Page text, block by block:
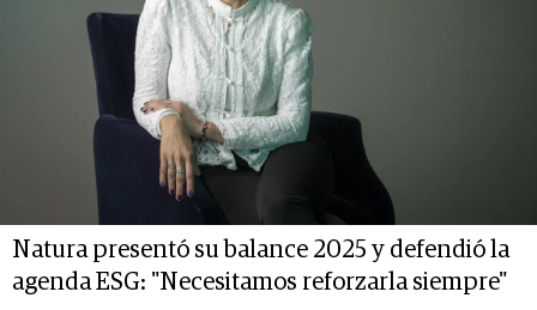
Natura presentó su balance 2025 y defendió la
agenda ESG: "Necesitamos reforzarla siempre"